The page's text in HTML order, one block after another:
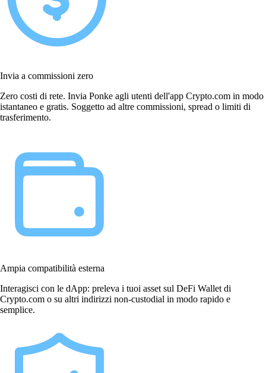
Invia a commissioni zero
Zero costi di rete. Invia Ponke agli utenti dell'app Crypto.com in modo
istantaneo e gratis. Soggetto ad altre commissioni, spread o limiti di
trasferimento.
Ampia compatibilità esterna
Interagisci con le dApp: preleva i tuoi asset sul DeFi Wallet di
Crypto.com o su altri indirizzi non-custodial in modo rapido e
semplice.